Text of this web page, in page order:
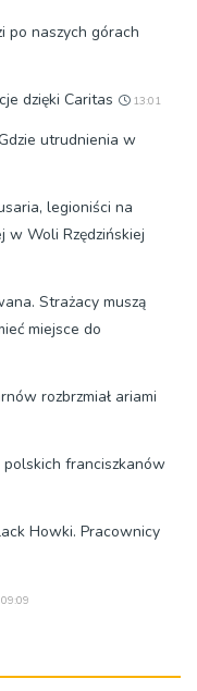
po naszych górach
dzięki Caritas 13:01
utrudnienia w
legioniści na
w Woli Rzędzińskiej
Strażacy muszą
miejsce do
rozbrzmiał ariami
franciszkanów
Howki. Pracownicy